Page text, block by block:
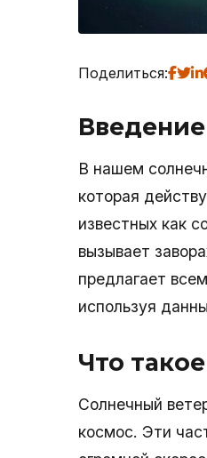
Поделиться:
Введение
В нашем
которая
известных как
вызывает
предлагает
используя
Что
Солнечный
космос. Эти